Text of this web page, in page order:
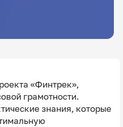
«Финтрек»,
грамотности.
знания, которые